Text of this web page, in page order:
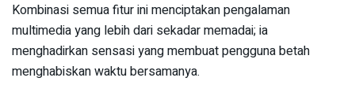
Kombinasi semua fitur ini menciptakan pengalaman
multimedia yang lebih dari sekadar memadai; ia
menghadirkan sensasi yang membuat pengguna betah
menghabiskan waktu bersamanya.